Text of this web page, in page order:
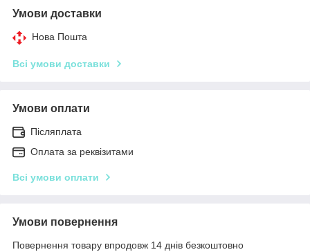
Умови доставки
Нова Пошта
Всі умови доставки
Умови оплати
Післяплата
Оплата за реквізитами
Всі умови оплати
Умови повернення
Повернення товару впродовж 14 днів безкоштовно